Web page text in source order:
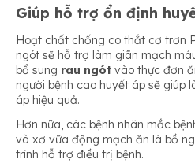
Giúp hỗ trợ ổn định
Hoạt chất chống co thắt cơ trơn
ngót sẽ hỗ trợ làm giãn mạch
bổ sung rau ngót vào thực đơn
người bệnh cao huyết áp sẽ giúp
áp hiệu quả.
Hơn nữa, các bệnh nhân mắc
và xơ vữa động mạch ăn lá bồ
trình hỗ trợ điều trị bệnh.